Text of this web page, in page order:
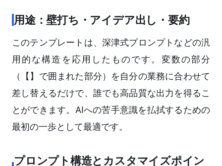
用途：壁打ち・アイデア出し・要約
このテンプレートは、深津式プロンプトなどの汎
用的な構造を応用したものです。変数の部分
（【】で囲まれた部分）を自分の業務に合わせて
差し替えるだけで、誰でも高品質な出力を得るこ
とができます。AIへの苦手意識を払拭するための
最初の一歩として最適です。
プロンプト構造とカスタマイズポイン